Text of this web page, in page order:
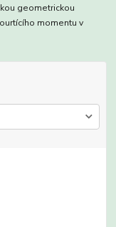
geometrickou
momentu v